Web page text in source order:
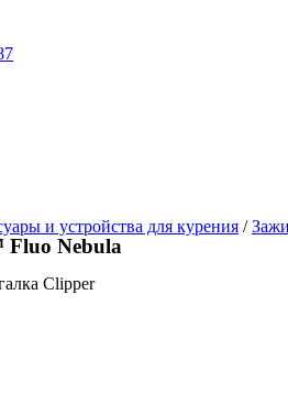
и устройства для курения /
Nebula
Clipper